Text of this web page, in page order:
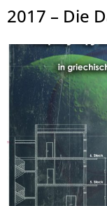
2017 – Die